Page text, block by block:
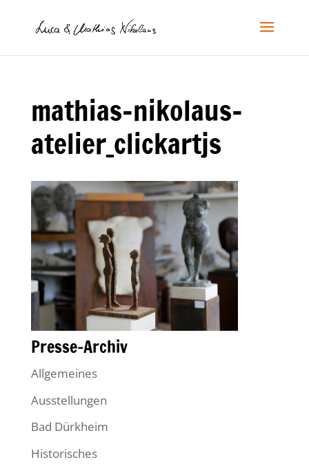
mathias-nikolaus-
atelier_clickartjs
Presse-Archiv
Allgemeines
Ausstellungen
Bad Dürkheim
Historisches